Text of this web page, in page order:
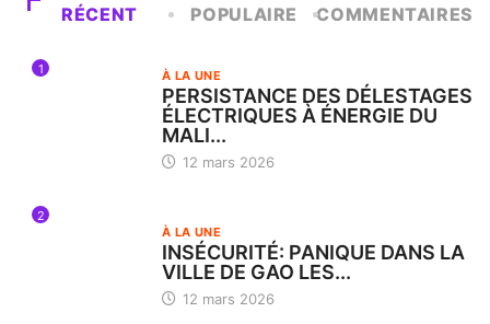
RÉCENT POPULAIRE COMMENTAIRES
1 À LA UNE
PERSISTANCE DES DÉLESTAGES
ÉLECTRIQUES À ÉNERGIE DU
MALI...
12 mars 2026
2
À LA UNE
INSÉCURITÉ: PANIQUE DANS LA
VILLE DE GAO LES...
12 mars 2026